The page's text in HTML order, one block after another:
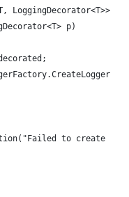
LoggingDecorator<T>>();
p)
to create